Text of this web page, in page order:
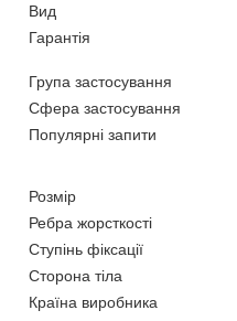
Вид
Гарантія
Група застосування
Сфера застосування
Популярні запити
Розмір
Ребра жорсткості
Ступінь фіксації
Сторона тіла
Країна виробника